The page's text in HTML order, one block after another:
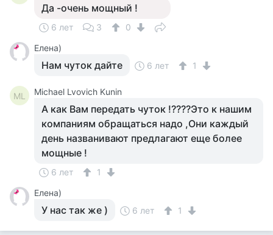
Да -очень мощный !
6 лет 3
0
Елена)
Нам чуток дайте 6 лет 1
ML Michael Lvovich Kunin
А как Вам передать чуток !????Это к нашим
компаниям обращаться надо ,Они каждый
день названивают предлагают еще более
мощные !
6 лет
1
Елена)
У нас так же ) 6 лет 1